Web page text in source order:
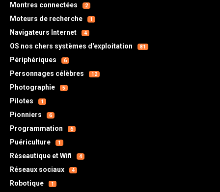
Montres connectées 2
Moteurs de recherche 1
Navigateurs Internet 4
OS nos chers systèmes d'exploitation 81
Périphériques 6
Personnages célèbres 12
Photographie 5
Pilotes 1
Pionniers 6
Programmation 6
Puériculture 1
Réseautique et Wifi 4
Réseaux sociaux 4
Robotique 1